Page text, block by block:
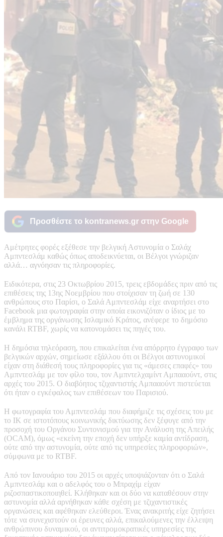
Προσθέστε το kontranews.gr στην Google
Αμέτρητες φορές εξέθεσε την βελγική Αστυνομία ο Σαλάχ
Αμπντεσλάμ καθώς όπως αποδεικνύεται, οι Βέλγοι γνώριζαν
αλλά… αγνόησαν τις πληροφορίες.
Ειδικότερα, στις 23 Οκτωβρίου 2015, τρεις εβδομάδες πριν από τις
επιθέσεις της 13ης Νοεμβρίου που στοίχισαν τη ζωή σε 130
ανθρώπους στο Παρίσι, ο Σαλά Αμπντεσλάμ είχε αναρτήσει στο
Facebook μια φωτογραφία στην οποία εικονιζόταν ο ίδιος με το
έμβλημα της οργάνωσης Ισλαμικό Κράτος, ανέφερε το δημόσιο
κανάλι RTBF, χωρίς να κατονομάσει τις πηγές του.
Η δημόσια τηλεόραση, που επικαλείται ένα απόρρητο έγγραφο των
βελγικών αρχών, σημείωσε εξάλλου ότι οι Βέλγοι αστυνομικοί
είχαν στη διάθεσή τους πληροφορίες για τις «άμεσες επαφές» του
Αμπντεσλάμ με τον φίλο του, τον Αμπντελχαμίντ Αμπααούντ, στις
αρχές του 2015. Ο διαβόητος τζιχαντιστής Αμπααούντ πιστεύεται
ότι ήταν ο εγκέφαλος των επιθέσεων του Παρισιού.
Η φωτογραφία του Αμπντεσλάμ που διαφήμιζε τις σχέσεις του με
το ΙΚ σε ιστοτόπους κοινωνικής δικτύωσης δεν ξέφυγε από την
προσοχή του Οργάνου Συντονισμού για την Ανάλυση της Απειλής
(OCAM), όμως «εκείνη την εποχή δεν υπήρξε καμία αντίδραση,
ούτε από την αστυνομία, ούτε από τις υπηρεσίες πληροφοριών»,
σύμφωνα με το RTBF.
Από τον Ιανουάριο του 2015 οι αρχές υποψιάζονταν ότι ο Σαλά
Αμπντεσλάμ και ο αδελφός του ο Μπραχίμ είχαν
ριζοσπαστικοποιηθεί. Κλήθηκαν και οι δύο να καταθέσουν στην
αστυνομία αλλά αρνήθηκαν κάθε σχέση με τζιχαντιστικές
οργανώσεις και αφέθηκαν ελεύθεροι. Ένας ανακριτής είχε ζητήσει
τότε να συνεχιστούν οι έρευνες αλλά, επικαλούμενες την έλλειψη
ανθρώπινου δυναμικού, οι αντιτρομοκρατικές υπηρεσίες της